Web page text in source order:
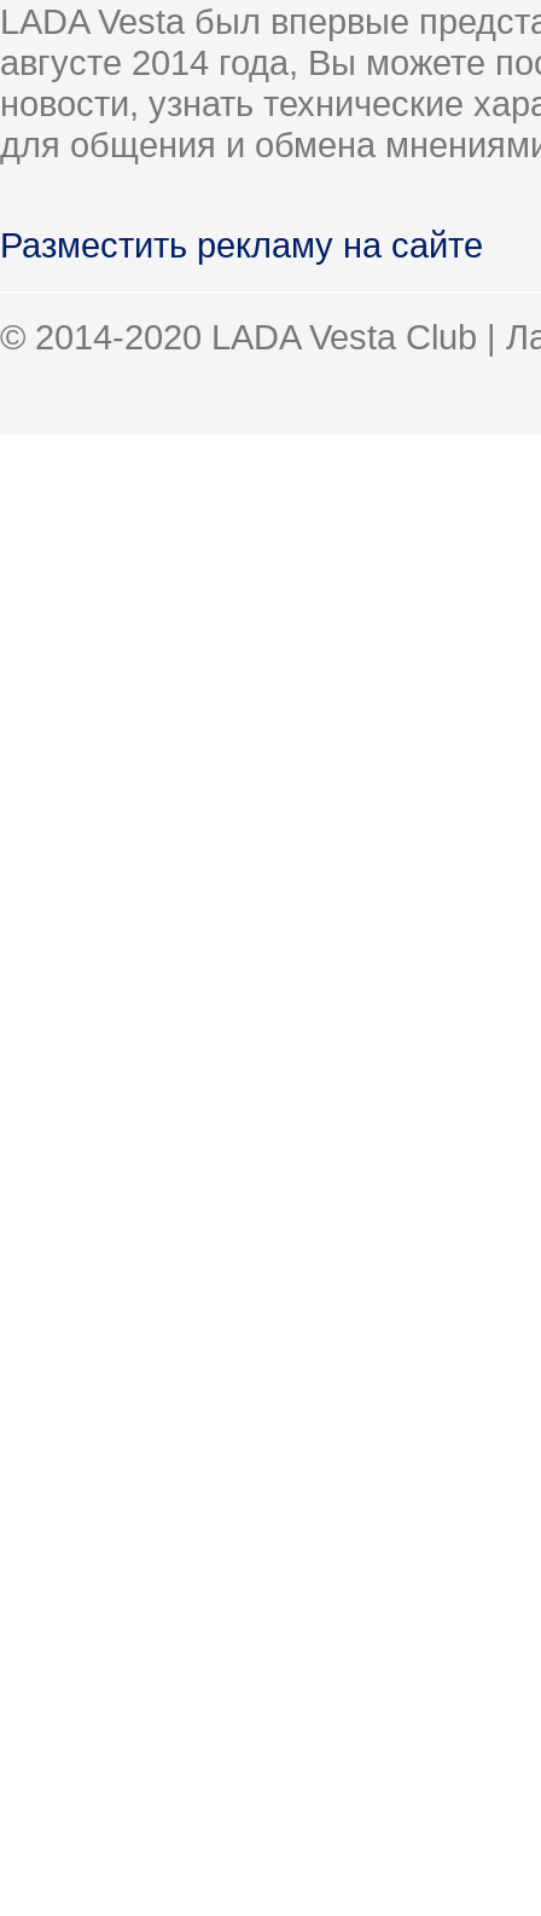
LADA Vesta был впервые
августе 2014 года, Вы можете
новости, узнать технические
для общения и обмена
Разместить рекламу на сайте
© 2014-2020 LADA Vesta Club |